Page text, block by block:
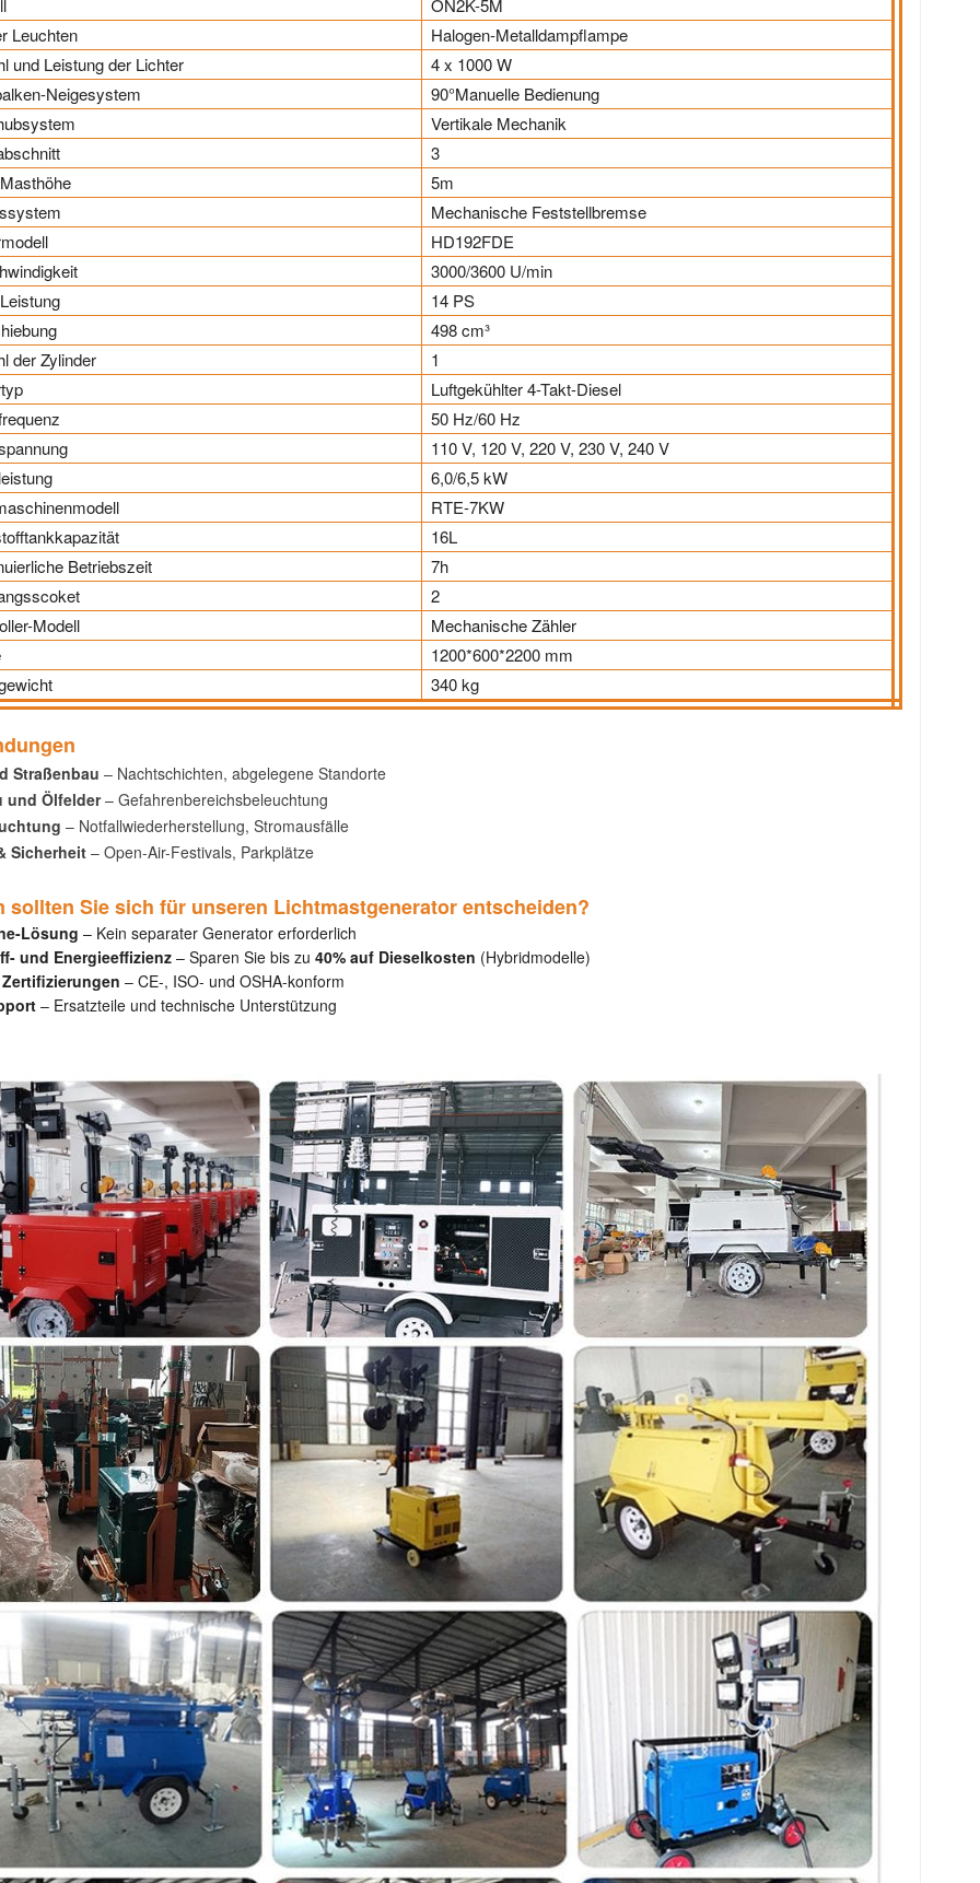
ON2K-5M
Leuchten
Halogen-Metalldampflampe
und Leistung der Lichter
4 x 1000 W
Neigesystem
90°Manuelle Bedienung
Vertikale Mechanik
3
5m
Mechanische Feststellbremse
HD192FDE
3000/3600 U/min
14 PS
498 cm³
der Zylinder
1
Luftgekühlter 4-Takt-Diesel
50 Hz/60 Hz
110 V, 120 V, 220 V, 230 V, 240 V
6,0/6,5 kW
RTE-7KW
16L
Betriebszeit
7h
2
Modell
Mechanische Zähler
1200*600*2200 mm
340 kg
Straßenbau – Nachtschichten, abgelegene Standorte
und Ölfelder– Gefahrenbereichsbeleuchtung
– Notfallwiederherstellung, Stromausfälle
Sicherheit– Open-Air-Festivals, Parkplätze
sollten Sie sich für unseren Lichtmastgenerator entscheiden?
Lösung – Kein separater Generator erforderlich
und Energieeffizienz– Sparen Sie bis zu 40% auf Dieselkosten (Hybridmodelle)
– CE-, ISO- und OSHA-konform
– Ersatzteile und technische Unterstützung